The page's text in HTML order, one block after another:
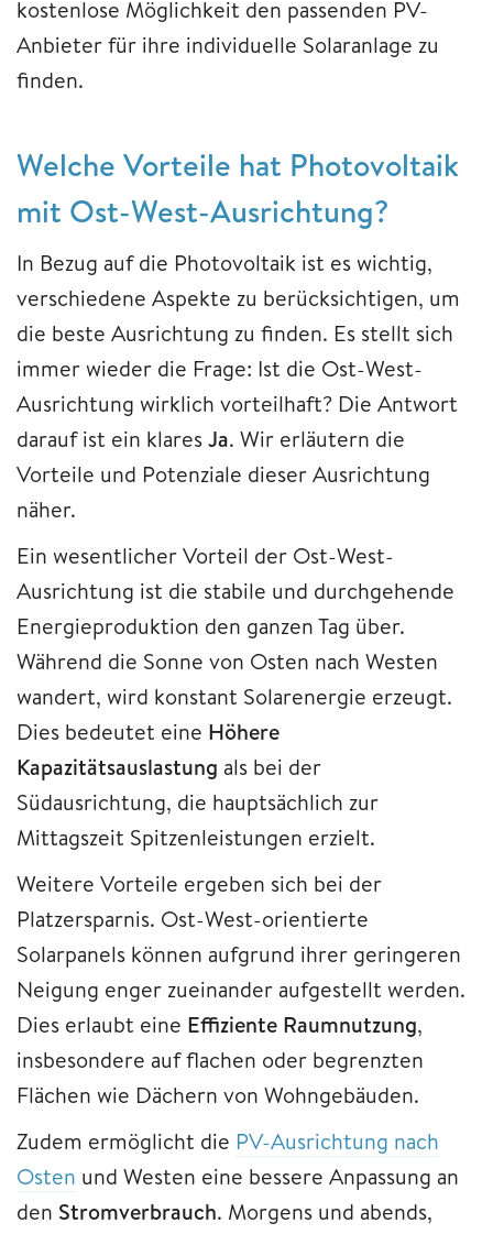
kostenlose Möglichkeit den passenden PV-
Anbieter für ihre individuelle Solaranlage zu
finden.
Welche Vorteile hat Photovoltaik
mit Ost-West-Ausrichtung?
In Bezug auf die Photovoltaik ist es wichtig,
verschiedene Aspekte zu berücksichtigen, um
die beste Ausrichtung zu finden. Es stellt sich
immer wieder die Frage: Ist die Ost-West-
Ausrichtung wirklich vorteilhaft? Die Antwort
darauf ist ein klaresJa. Wir erläutern die
Vorteile und Potenziale dieser Ausrichtung
näher.
Ein wesentlicher Vorteil der Ost-West-
Ausrichtung ist die stabile und durchgehende
Energieproduktion den ganzen Tag über.
Während die Sonne von Osten nach Westen
wandert, wird konstant Solarenergie erzeugt.
Dies bedeutet eine Höhere
Kapazitätsauslastung als bei der
Südausrichtung, die hauptsächlich zur
Mittagszeit Spitzenleistungen erzielt.
Weitere Vorteile ergeben sich bei der
Platzersparnis. Ost-West-orientierte
Solarpanels können aufgrund ihrer geringeren
Neigung enger zueinander aufgestellt werden.
Dies erlaubt eine Effiziente Raumnutzung,
insbesondere auf flachen oder begrenzten
Flächen wie Dächern von Wohngebäuden.
Zudem ermöglicht die PV-Ausrichtung nach
Osten und Westen eine bessere Anpassung an
den Stromverbrauch. Morgens und abends,